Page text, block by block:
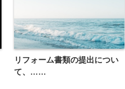
リフォーム書類の提出につい
て、……